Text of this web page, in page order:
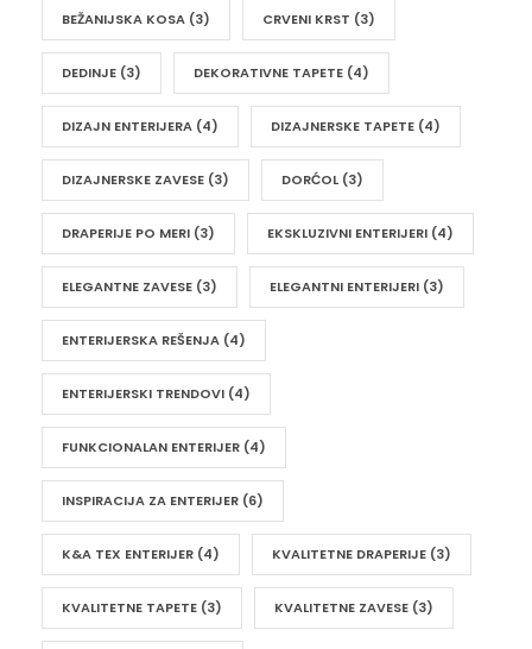
BEŽANIJSKA KOSA (3) CRVENI KRST (3)
DEDINJE (3) DEKORATIVNE TAPETE (4)
DIZAJN ENTERIJERA (4) DIZAJNERSKE TAPETE (4)
DIZAJNERSKE ZAVESE (3) DORĆOL (3)
DRAPERIJE PO MERI (3) EKSKLUZIVNI ENTERIJERI (4)
ELEGANTNE ZAVESE (3) ELEGANTNI ENTERIJERI (3)
ENTERIJERSKA REŠENJA (4)
ENTERIJERSKI TRENDOVI (4)
FUNKCIONALAN ENTERIJER (4)
INSPIRACIJA ZA ENTERIJER (6)
K&A TEX ENTERIJER (4) KVALITETNE DRAPERIJE (3)
KVALITETNE TAPETE (3) KVALITETNE ZAVESE (3)